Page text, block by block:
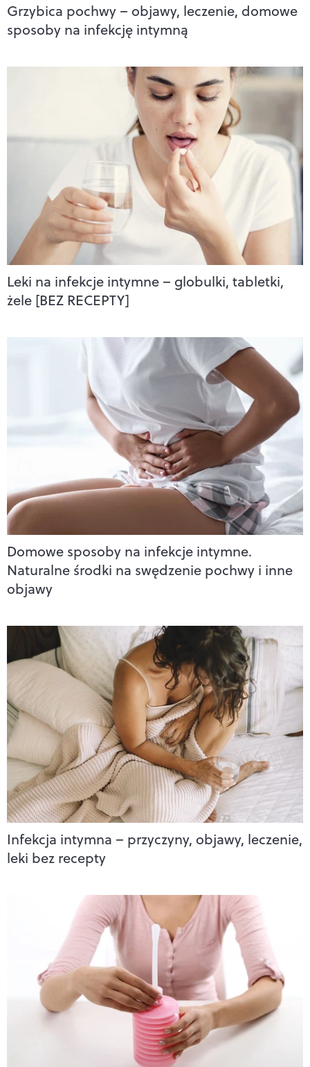
Grzybica pochwy – objawy, leczenie, domowe
sposoby na infekcję intymną
Leki na infekcje intymne – globulki, tabletki,
żele [BEZ RECEPTY]
Domowe sposoby na infekcje intymne.
Naturalne środki na swędzenie pochwy i inne
objawy
Infekcja intymna – przyczyny, objawy, leczenie,
leki bez recepty